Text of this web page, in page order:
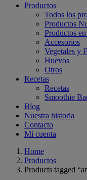
Productos
Todos los
Productos
Productos
Accesorios
Vegetales y
Huevos
Otros
Recetas
Recetas
Smoothie
Blog
Nuestra historia
Contacto
Mi cuenta
Home
Productos
Products tagged